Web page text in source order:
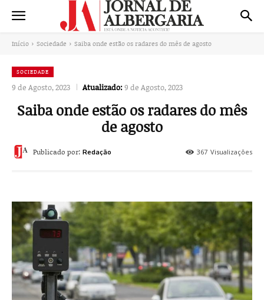
Início Sociedade Saiba onde estão os radares do mês de agosto
SOCIEDADE
9 de Agosto, 2023 Atualizado:9 de Agosto, 2023
Saiba onde estão os radares do mês
de agosto
367 Visualizações
Publicado por: Redação